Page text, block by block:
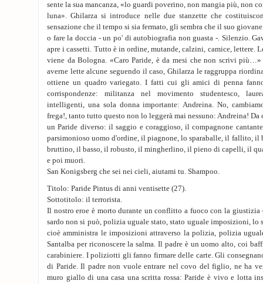
sente la sua mancanza, «lo guardi poverino, non mangia più, non
luna». Ghilarza si introduce nelle due stanzette che
sensazione che il tempo si sia fermato, gli sembra che il suo
o fare la doccia - un po' di autobiografia non guasta -. Silenzio.
apre i cassetti. Tutto è in ordine, mutande, calzini, camice, lettere.
viene da Bologna. «Caro Paride, è da mesi che non scrivi
averne lette alcune seguendo il caso, Ghilarza le raggruppa
ottiene un quadro variegato. I fatti cui gli amici di penna
corrispondenze: militanza nel movimento studentesco,
intelligenti, una sola donna importante: Andreina. No,
frega!, tanto tutto questo non lo leggerà mai nessuno: Andreina!
un Paride diverso: il saggio e coraggioso, il compagnone
parsimonioso uomo d'ordine, il piagnone, lo sparaballe, il fallito, il
bruttino, il basso, il robusto, il mingherlino, il pieno di capelli, il
e poi muori.
San Konigsberg che sei nei cieli, aiutami tu. Shampoo.
Titolo: Paride Pintus di anni ventisette (27).
Sottotitolo: il terrorista.
Il nostro eroe è morto durante un conflitto a fuoco con la giustizia
sardo non si può, polizia uguale stato, stato uguale imposizioni, lo
cioè amministra le imposizioni attraverso la polizia, polizia
Santalba per riconoscere la salma. Il padre è un uomo alto, coi
carabiniere. I poliziotti gli fanno firmare delle carte. Gli
di Paride. Il padre non vuole entrare nel covo del figlio, ne ha
muro giallo di una casa una scritta rossa: Paride è vivo e lotta